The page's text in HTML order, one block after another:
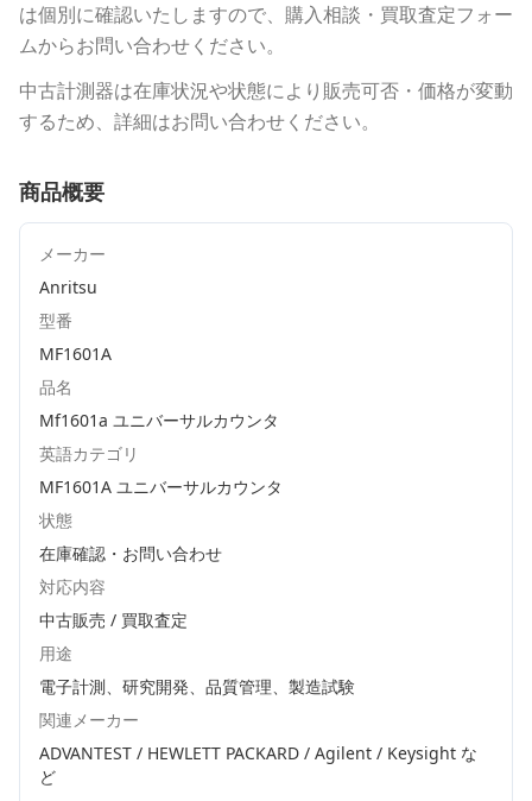
は個別に確認いたしますので、購入相談・買取査定フォー
ムからお問い合わせください。
中古計測器は在庫状況や状態により販売可否・価格が変動
するため、詳細はお問い合わせください。
商品概要
メーカー
Anritsu
型番
MF1601A
品名
Mf1601a ユニバーサルカウンタ
英語カテゴリ
MF1601A ユニバーサルカウンタ
状態
在庫確認・お問い合わせ
対応内容
中古販売 / 買取査定
用途
電子計測、研究開発、品質管理、製造試験
関連メーカー
ADVANTEST / HEWLETT PACKARD / Agilent / Keysight な
ど